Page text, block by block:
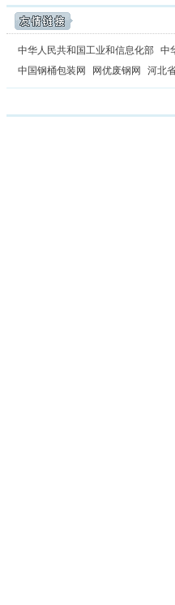
中华人民共和国工业和信息化部 中
中国钢桶包装网
网优废钢网 河北